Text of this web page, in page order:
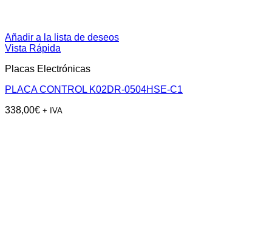
Añadir a la lista de deseos
Vista Rápida
Placas Electrónicas
PLACA CONTROL K02DR-0504HSE-C1
338,00€ + IVA